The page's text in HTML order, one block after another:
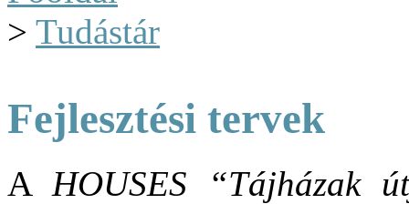
> Tudástár
Fejlesztési tervek
AHOUSES
“Tájházak